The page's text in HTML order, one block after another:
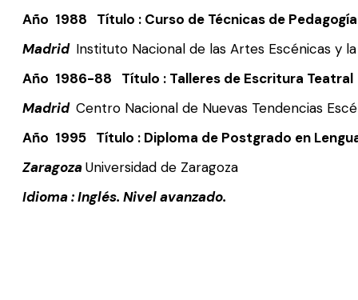
Año 1988 Título : Curso de Técnicas de
Madrid Instituto Nacional de las Artes Escénicas y
Año 1986-88 Título : Talleres de Escritura Teatral
Madrid Centro Nacional de Nuevas Tendencias
Año 1995 Título : Diploma de Postgrado en
ZaragozaUniversidad de Zaragoza
Idioma : Inglés. Nivel avanzado.